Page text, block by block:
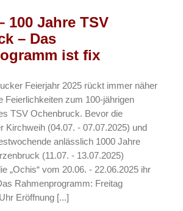
100 Jahre TSV
– Das
ist fix
Feierjahr 2025 rückt immer näher
Feierlichkeiten zum 100-jährigen
TSV Ochenbruck. Bevor die
Kirchweih (04.07. - 07.07.2025) und
anlässlich 1000 Jahre
(11.07. - 13.07.2025)
„Ochis“ vom 20.06. - 22.06.2025 ihr
Rahmenprogramm: Freitag
Eröffnung [...]